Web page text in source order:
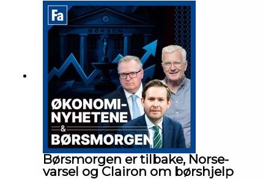
nærmere på dagens nyheter, inkludert ferske tall
fra BP og kursfallet i Norse.
Børsmorgen er tilbake, Norse-
varsel og Clairon om børshjelp